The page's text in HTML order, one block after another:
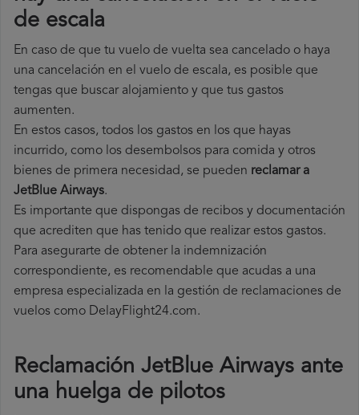
de escala
En caso de que tu vuelo de vuelta sea cancelado o haya
una cancelación en el vuelo de escala, es posible que
tengas que buscar alojamiento y que tus gastos
aumenten.
En estos casos, todos los gastos en los que hayas
incurrido, como los desembolsos para comida y otros
bienes de primera necesidad, se pueden reclamar a
JetBlue Airways.
Es importante que dispongas de recibos y documentación
que acrediten que has tenido que realizar estos gastos.
Para asegurarte de obtener la indemnización
correspondiente, es recomendable que acudas a una
empresa especializada en la gestión de reclamaciones de
vuelos como DelayFlight24.com.
Reclamación JetBlue Airways ante
una huelga de pilotos